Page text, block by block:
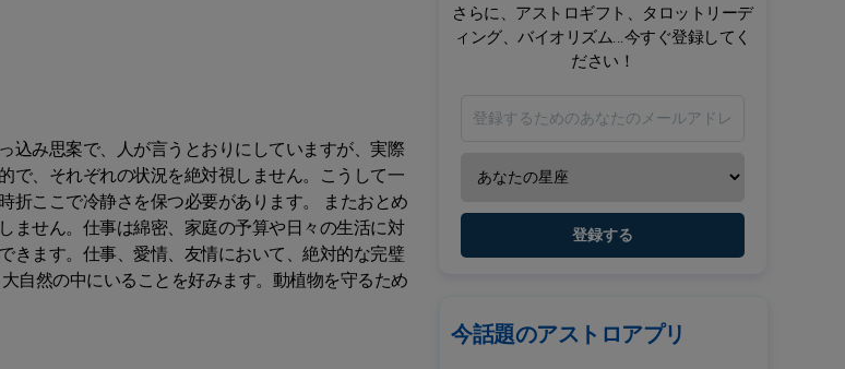
込み思案で、人が言うとおりにしていますが、実際
で、それぞれの状況を絶対視しません。こうして一
ここで冷静さを保つ必要があります。 またおとめ
ません。仕事は綿密、家庭の予算や日々の生活に対
きます。仕事、愛情、友情において、絶対的な完璧
自然の中にいることを好みます。動植物を守るため
さらに、アストロギフト、タロットリーデ
ィング、バイオリズム...今すぐ登録してく
ださい！
登録する
今話題のアストロアプリ